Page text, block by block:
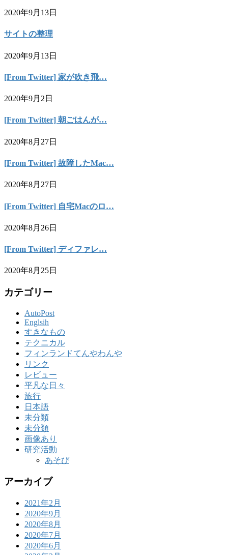
2020年9月13日
サイトの整理
2020年9月13日
[From Twitter] 家が吹き飛…
2020年9月2日
[From Twitter] 朝ごはんが…
2020年8月27日
[From Twitter] 故障したMac…
2020年8月27日
[From Twitter] 自宅Macのロ…
2020年8月26日
[From Twitter] ディファレ…
2020年8月25日
カテゴリー
AutoPost
Englsih
すきなもの
テクニカル
フィンランドてんやわんや
リンク
レビュー
平凡な日々
旅行
日本語
未分類
未分類
画像あり
研究活動
あそび
アーカイブ
2021年2月
2020年9月
2020年8月
2020年7月
2020年6月